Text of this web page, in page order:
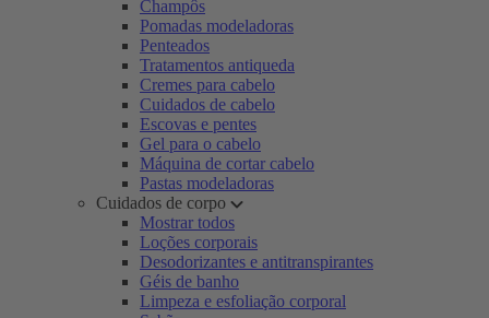
Champôs
Pomadas modeladoras
Penteados
Tratamentos antiqueda
Cremes para cabelo
Cuidados de cabelo
Escovas e pentes
Gel para o cabelo
Máquina de cortar cabelo
Pastas modeladoras
Cuidados de corpo
Mostrar todos
Loções corporais
Desodorizantes e antitranspirantes
Géis de banho
Limpeza e esfoliação corporal